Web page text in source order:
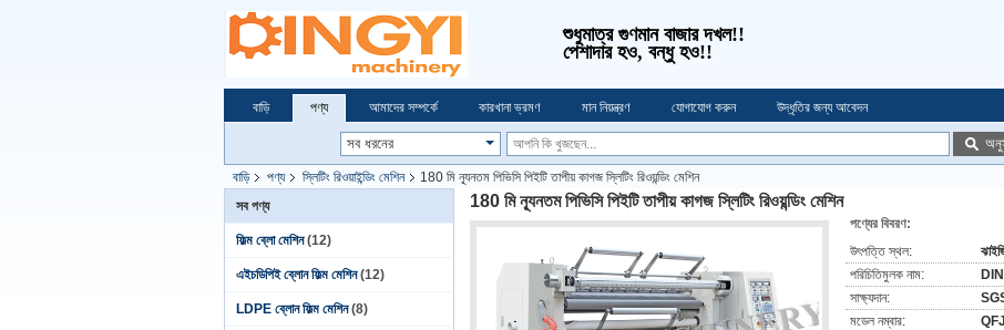
শুধুমাত্র গুণমান বাজার দখল!!
পেশাদার হও, বন্ধু হও!!
বাড়ি পণ্য আমাদের সম্পর্কে কারখানা ভ্রমণ মান নিয়ন্ত্রণ যোগাযোগ করুন উদ্ধৃতির জন্য আবেদন
বাড়ি পণ্য স্লিটিং রিওয়াইন্ডিং মেশিন
180 মি ন্যূনতম পিভিসি পিইটি তাপীয় কাগজ স্লিটিং রিওয়ন্ডিং মেশিন
সব পণ্য
ফিল্ম ব্লো মেশিন (12)
এইচডিপিই ব্লোন ফিল্ম মেশিন (12)
LDPE ব্লোন ফিল্ম মেশিন (8)
180 মি ন্যূনতম পিভিসি পিইটি তাপীয় কাগজ স্লিটিং রিওয়ন্ডিং মেশিন
পণ্যের বিবরণ:
উৎপত্তি স্থল:
পরিচিতিমুলক নাম:
সাক্ষ্যদান:
মডেল নম্বার:
QFJ